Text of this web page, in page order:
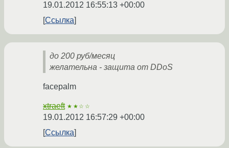
19.01.2012 16:55:13 +00:00
Ссылка
до 200 руб/месяц
желательна - защита от DDoS
facepalm
xtraeft ★★☆☆
19.01.2012 16:57:29 +00:00
Ссылка